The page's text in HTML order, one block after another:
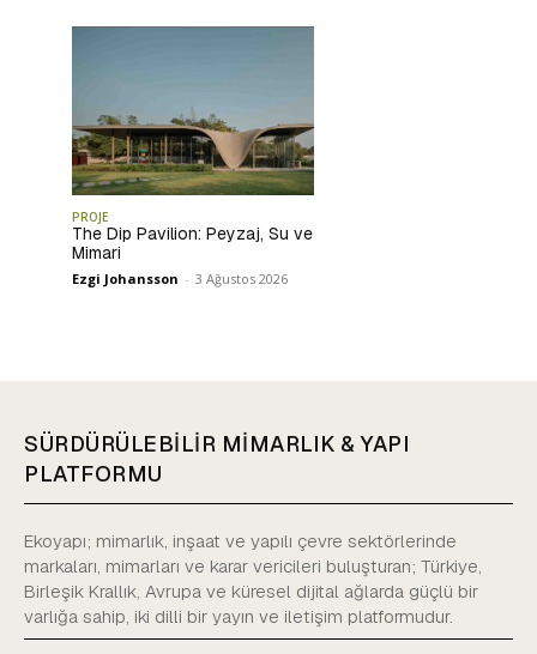
PROJE
The Dip Pavilion: Peyzaj, Su ve
Mimari
Ezgi Johansson - 3 Ağustos 2026
SÜRDÜRÜLEBİLİR MİMARLIK & YAPI
PLATFORMU
Ekoyapı; mimarlık, inşaat ve yapılı çevre sektörlerinde
markaları, mimarları ve karar vericileri buluşturan; Türkiye,
Birleşik Krallık, Avrupa ve küresel dijital ağlarda güçlü bir
varlığa sahip, iki dilli bir yayın ve iletişim platformudur.